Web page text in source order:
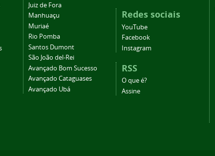
Juiz de Fora
Manhuaçu
Muriaé
Rio Pomba
Santos Dumont
São João del-Rei
Avançado Bom Sucesso
Avançado Cataguases
Avançado Ubá
Redes sociais
YouTube
Facebook
Instagram
RSS
O que é?
Assine